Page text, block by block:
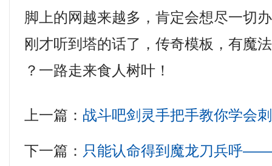
脚上的网越来越多，肯定会想尽一切
刚才听到塔的话了，传奇模板，有魔
？一路走来食人树叶！
上一篇： 战斗吧剑灵手把手教你学会
下一篇： 只能认命得到魔龙刀兵呼